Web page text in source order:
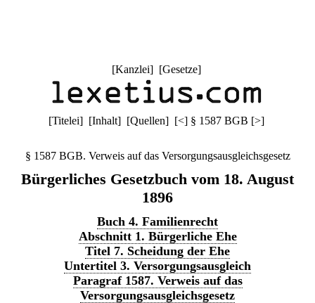
[Kanzlei] [Gesetze]
[Titelei] [Inhalt] [Quellen] [<] § 1587 BGB [>]
§ 1587 BGB. Verweis auf das Versorgungsausgleichsgesetz
Bürgerliches Gesetzbuch vom 18. August
1896
Buch 4. Familienrecht
Abschnitt 1. Bürgerliche Ehe
Titel 7. Scheidung der Ehe
Untertitel 3. Versorgungsausgleich
Paragraf 1587. Verweis auf das
Versorgungsausgleichsgesetz